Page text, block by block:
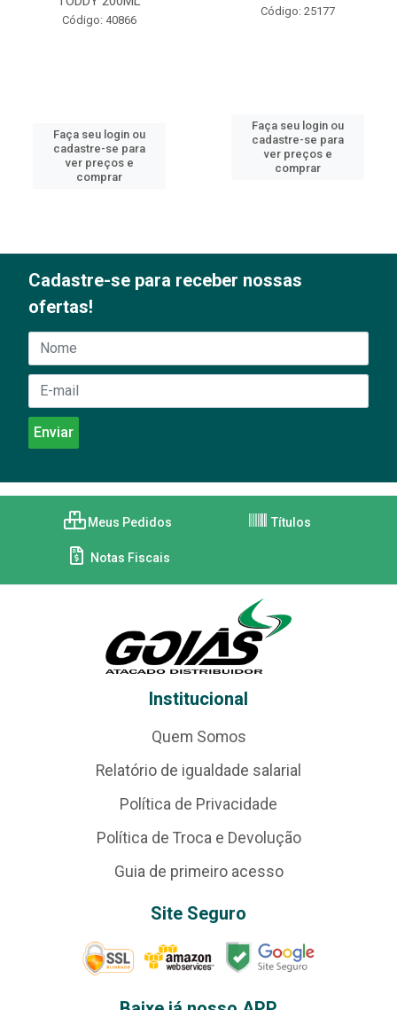
Código: 40866
Faça seu login ou
cadastre-se para
ver preços e
comprar
Código: 25177
Faça seu login ou
cadastre-se para
ver preços e
comprar
Cadastre-se para receber nossas
ofertas!
Meus Pedidos Títulos
Notas Fiscais
Institucional
Quem Somos
Relatório de igualdade salarial
Política de Privacidade
Política de Troca e Devolução
Guia de primeiro acesso
Site Seguro